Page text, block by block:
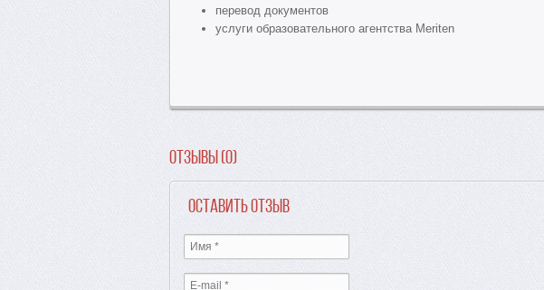
перевод документов
услуги образовательного агентства Meriten
Отзывы (0)
Оставить отзыв